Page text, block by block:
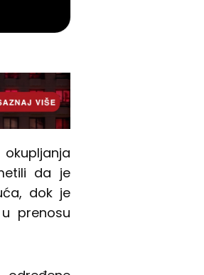
da je
dok je
prenosu